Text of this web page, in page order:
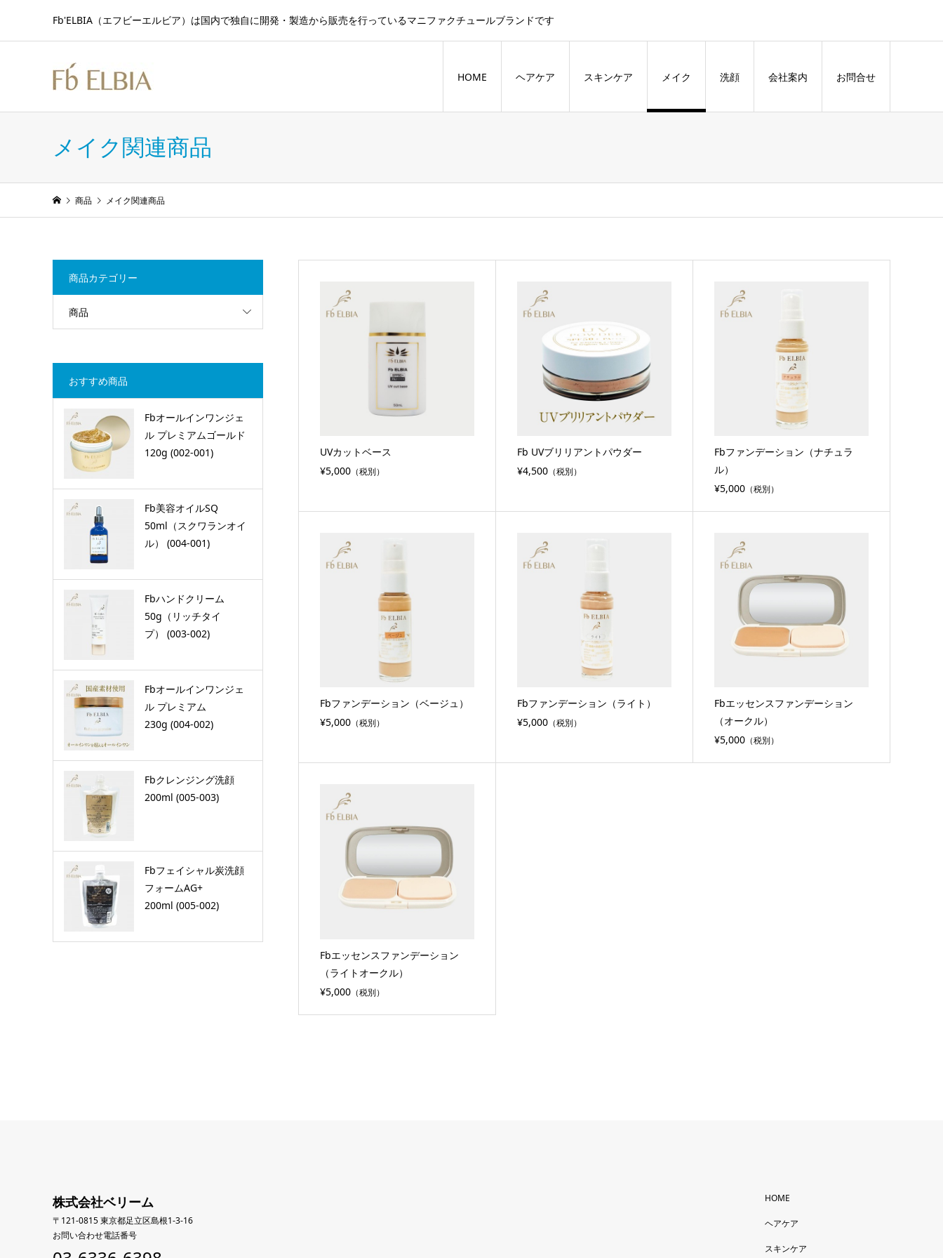
Fb'ELBIA（エフビーエルビア）は国内で独自に開発・製造から販売を行っているマニファクチュールブランドです
HOME ヘアケア スキンケア メイク 洗顔 会社案内 お問合せ
メイク関連商品
商品 メイク関連商品
UVカットベース
¥5,000（税別）
Fb UVブリリアントパウダー
¥4,500（税別）
Fbファンデーション（ナチュラ
ル）
¥5,000 （税別）
Fbファンデーション（ベージュ）
¥5,000（税別）
Fbファンデーション（ライト）
¥5,000（税別）
Fbエッセンスファンデーション
（オークル）
¥5,000 （税別）
Fbエッセンスファンデーション
（ライトオークル）
¥5,000（税別）
商品カテゴリー
商品
おすすめ商品
Fbオールインワンジェ
ル プレミアムゴールド
120g (002-001)
Fb美容オイルSQ
50ml（スクワランオイ
ル） (004-001)
Fbハンドクリーム
50g（リッチタイ
プ） (003-002)
Fbオールインワンジェ
ル プレミアム
230g (004-002)
Fbクレンジング洗顔
200ml (005-003)
Fbフェイシャル炭洗顔
フォームAG+
200ml (005-002)
株式会社ベリーム
〒121-0815 東京都足立区島根1-3-16
お問い合わせ電話番号
HOME
ヘアケア
スキンケア